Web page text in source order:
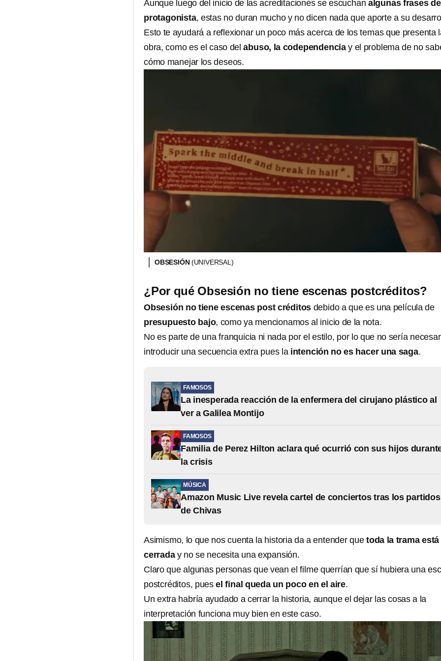
Aunque luego del inicio de las acreditaciones se escuchan algunas frases
protagonista, estas no duran mucho y no dicen nada que aporte a su
Esto te ayudará a reflexionar un poco más acerca de los temas que presenta
obra, como es el caso delabuso, la codependencia y el problema de no
cómo manejar los deseos.
OBSESIÓN(UNIVERSAL)
¿Por qué Obsesión no tiene escenas postcréditos?
Obsesión no tiene escenas post créditos debido a que es una película de
presupuesto bajo, como ya mencionamos al inicio de la nota.
No es parte de una franquicia ni nada por el estilo, por lo que no sería
introducir una secuencia extra pues la intención no es hacer una saga.
FAMOSOS
La inesperada reacción de la enfermera del cirujano plástico al
ver a Galilea Montijo
FAMOSOS
Familia de Perez Hilton aclara qué ocurrió con sus hijos
la crisis
MÚSICA
Amazon Music Live revela cartel de conciertos tras los partidos
de Chivas
Asimismo, lo que nos cuenta la historia da a entender que toda la trama está
cerraday no se necesita una expansión.
Claro que algunas personas que vean el filme querrían que sí hubiera una
postcréditos, puesel final queda un poco en el aire.
Un extra habría ayudado a cerrar la historia, aunque el dejar las cosas a la
interpretación funciona muy bien en este caso.